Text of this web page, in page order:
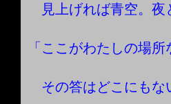
見上げれば青空。夜
「ここがわたしの場
その答はどこにもな